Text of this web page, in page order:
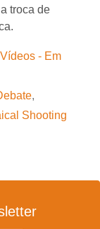
troca de
- Em
,
Shooting